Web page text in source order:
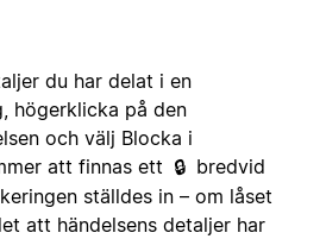
du har delat i en
högerklicka på den
och välj Blocka i
att finnas ett 🔒 bredvid
ställdes in – om låset
att händelsens detaljer har